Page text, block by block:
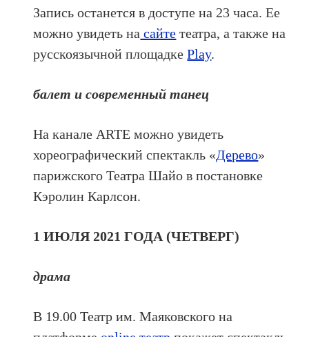
Запись останется в доступе на 23 часа. Ее
можно увидеть на сайте театра, а также на
русскоязычной площадкеPlay.
балет и современный танец
На канале ARTE можно увидеть
хореографический спектакль «Дерево»
парижского Театра Шайо в постановке
Кэролин Карлсон.
1 ИЮЛЯ 2021 ГОДА (ЧЕТВЕРГ)
драма
В 19.00 Театр им. Маяковского на